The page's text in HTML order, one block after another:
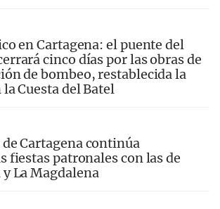
en Cartagena: el puente del
cinco días por las obras de
de bombeo, restablecida la
Cuesta del Batel
de Cartagena continúa
fiestas patronales con las de
y La Magdalena